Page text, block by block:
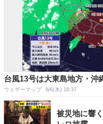
台風13号は大東島地方・沖
ウェザーマップ 8/6(木) 18:37
被災地に響